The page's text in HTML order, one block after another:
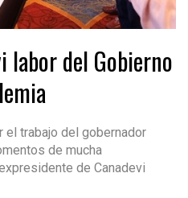
labor del Gobierno
el trabajo del gobernador
de mucha
de Canadevi